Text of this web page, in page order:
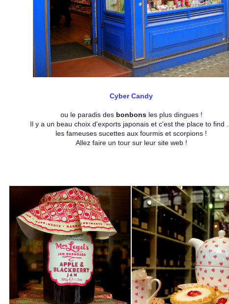
Cyber Candy
ou le paradis des bonbonsles plus dingues !
Il y a un beau choix d'exports japonais et c'est the place to find ...
les fameuses sucettes aux fourmis et scorpions !
Allez faire un tour sur leur site web !